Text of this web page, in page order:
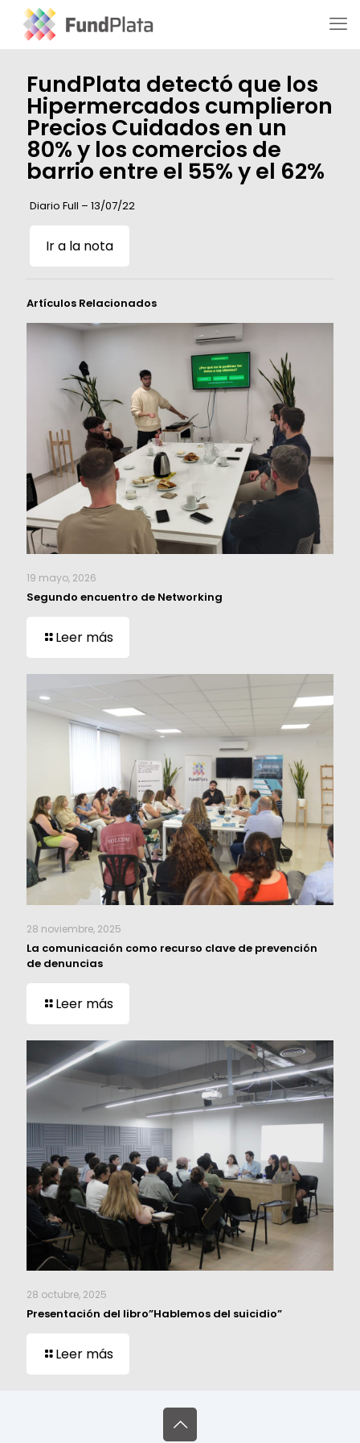
FundPlata detectó que los
Hipermercados cumplieron
Precios Cuidados en un
80% y los comercios de
barrio entre el 55% y el 62%
Diario Full – 13/07/22
Ir a la nota
Artículos Relacionados
19 mayo, 2026
Segundo encuentro de Networking
Leer más
28 noviembre, 2025
La comunicación como recurso clave de prevención
de denuncias
Leer más
28 octubre, 2025
Presentación del libro”Hablemos del suicidio”
Leer más